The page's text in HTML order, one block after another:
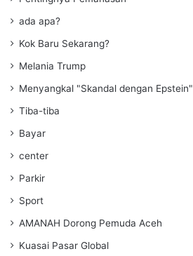
ada apa?
Kok Baru Sekarang?
Melania Trump
Menyangkal "Skandal dengan Epstein"
Tiba-tiba
Bayar
center
Parkir
Sport
AMANAH Dorong Pemuda Aceh
Kuasai Pasar Global